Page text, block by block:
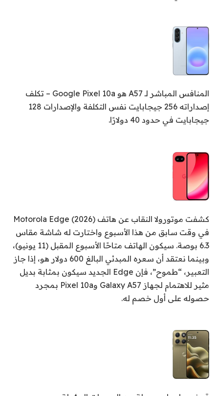
المنافس المباشر لـ A57 هو Google Pixel 10a – تكلف
إصداراته 256 جيجابايت نفس التكلفة والإصدارات 128
جيجابايت في حدود 40 دولارًا.
كشفت موتورولا النقاب عن هاتف Motorola Edge (2026)
في وقت سابق من هذا الأسبوع واختارت له شاشة مقاس
6.3 بوصة. سيكون الهاتف متاحًا الأسبوع المقبل (11 يونيو)،
وبينما نعتقد أن سعره المبدئي البالغ 600 دولار هو، إذا جاز
التعبير، “طموح”، فإن Edge الجديد سيكون بمثابة بديل
مثير للاهتمام لجهاز Galaxy A57 وPixel 10a بمجرد
حصوله على أول خصم له.